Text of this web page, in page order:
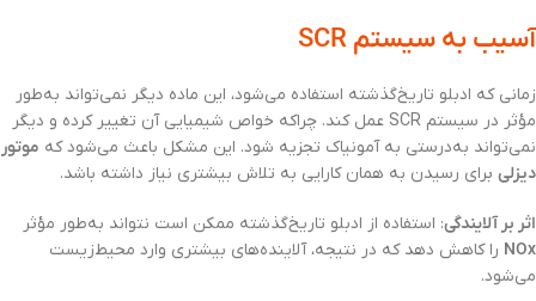
آسیب به سیستم SCR
زمانی که ادبلو تاریخ‌گذشته استفاده می‌شود، این ماده دیگر نمی‌تواند به‌طور
مؤثر در سیستم SCR عمل کند. چراکه خواص شیمیایی آن تغییر کرده و دیگر
نمی‌تواند به‌درستی به آمونیاک تجزیه شود. این مشکل باعث می‌شود که موتور
دیزلی برای رسیدن به همان کارایی به تلاش بیشتری نیاز داشته باشد.
اثر بر آلایندگی: استفاده از ادبلو تاریخ‌گذشته ممکن است نتواند به‌طور مؤثر
NOx را کاهش دهد که در نتیجه، آلاینده‌های بیشتری وارد محیط‌زیست
می‌شود.